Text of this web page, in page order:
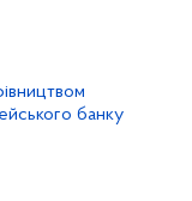
банку